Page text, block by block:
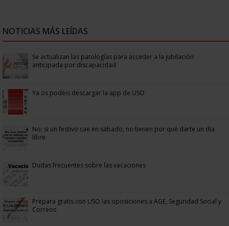
NOTICIAS MÁS LEÍDAS
Se actualizan las patologías para acceder a la jubilación
anticipada por discapacidad
Ya os podéis descargar la app de USO
No: si un festivo cae en sábado, no tienen por qué darte un día
libre
Dudas frecuentes sobre las vacaciones
Prepara gratis con USO las oposiciones a AGE, Seguridad Social y
Correos